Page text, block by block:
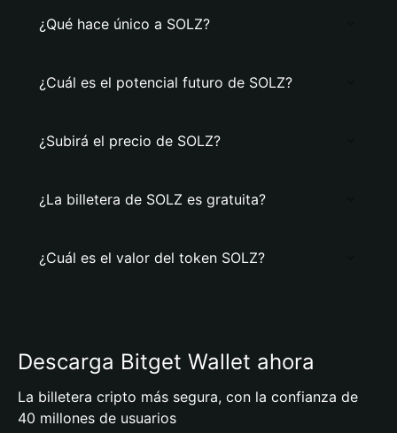
¿Qué hace único a SOLZ?
¿Cuál es el potencial futuro de SOLZ?
¿Subirá el precio de SOLZ?
¿La billetera de SOLZ es gratuita?
¿Cuál es el valor del token SOLZ?
Descarga Bitget Wallet ahora
La billetera cripto más segura, con la confianza de
40 millones de usuarios